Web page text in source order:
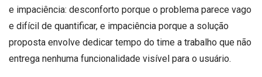
e impaciência: desconforto porque o problema parece vago
e difícil de quantificar, e impaciência porque a solução
proposta envolve dedicar tempo do time a trabalho que não
entrega nenhuma funcionalidade visível para o usuário.